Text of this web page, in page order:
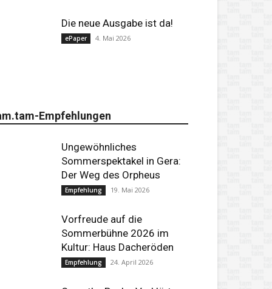
Die neue Ausgabe ist da!
ePaper 4. Mai 2026
Empfehlungen
Ungewöhnliches
Sommerspektakel in Gera:
Der Weg des Orpheus
Empfehlung 19. Mai 2026
Vorfreude auf die
Sommerbühne 2026 im
Kultur: Haus Dacheröden
Empfehlung 24. April 2026